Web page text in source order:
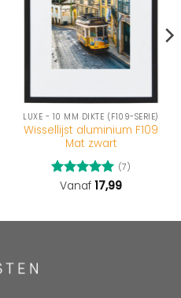
LUXE - 10 MM DIKTE (F109-SERIE)
Wissellijst aluminium F109
Mat zwart
Gewaardeerd
(7)
Vanaf 17,99